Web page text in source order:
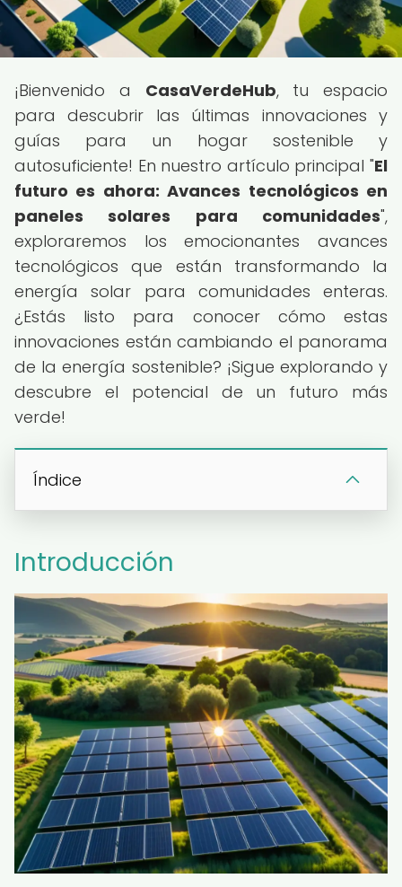
¡Bienvenido a CasaVerdeHub, tu espacio
para descubrir las últimas innovaciones y
guías para un hogar sostenible y
autosuficiente! En nuestro artículo principal "El
futuro es ahora: Avances tecnológicos en
paneles solares para comunidades",
exploraremos los emocionantes avances
tecnológicos que están transformando la
energía solar para comunidades enteras.
¿Estás listo para conocer cómo estas
innovaciones están cambiando el panorama
de la energía sostenible? ¡Sigue explorando y
descubre el potencial de un futuro más
verde!
Índice
Introducción